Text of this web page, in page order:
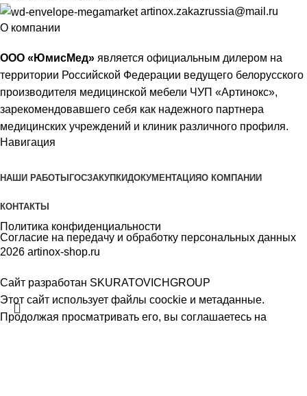
artinox.zakazrussia@mail.ru
О компании
ООО «ЮмисМед» является официальным дилером на
территории Российской Федерации ведущего белорусского
производителя медицинской мебели ЧУП «Артинокс»,
зарекомендовавшего себя как надежного партнера
медицинских учреждений и клиник различного профиля.
Навигация
НАШИ РАБОТЫ ГОСЗАКУПКИДОКУМЕНТАЦИЯО КОМПАНИИ
КОНТАКТЫ
Политика конфиденциальности
Согласие на передачу и обработку персональных данных
2026 artinox-shop.ru
Сайт разработан SKURATOVICHGROUP
Этот сайт использует файлы coockie и метаданные.
Продолжая просматривать его, вы соглашаетесь на